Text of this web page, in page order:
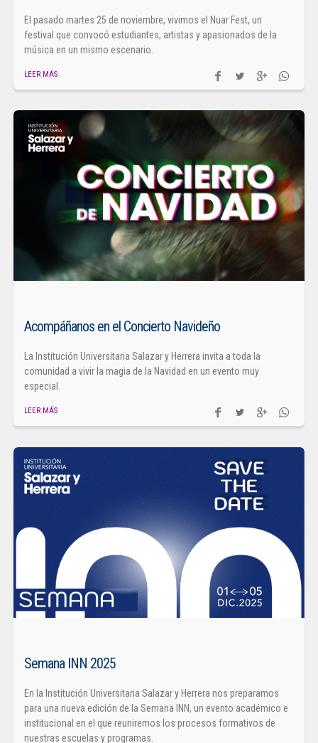
El pasado martes 25 de noviembre, vivimos el Nuar Fest, un
festival que convocó estudiantes, artistas y apasionados de la
música en un mismo escenario.
LEER MÁS
Acompáñanos en el Concierto Navideño
La Institución Universitaria Salazar y Herrera invita a toda la
comunidad a vivir la magia de la Navidad en un evento muy
especial.
LEER MÁS
Semana INN 2025
En la Institución Universitaria Salazar y Herrera nos preparamos
para una nueva edición de la Semana INN, un evento académico e
institucional en el que reuniremos los procesos formativos de
nuestras escuelas y programas.